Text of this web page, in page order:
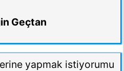
Geçtan
yapmak istiyorumu